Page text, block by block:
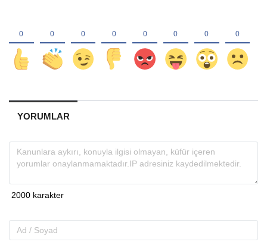
YORUMLAR